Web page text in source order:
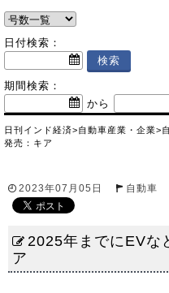
日付検索：
期間検索：
から
日刊インド経済>自動車産業・企業>
発売：キア
2023年07月05日 自動車
2025年までにEVな
ア